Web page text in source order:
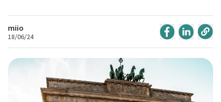
miio
18/06/24